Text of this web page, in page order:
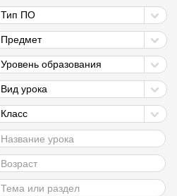
Тип ПО
Предмет
Уровень образования
Вид урока
Класс